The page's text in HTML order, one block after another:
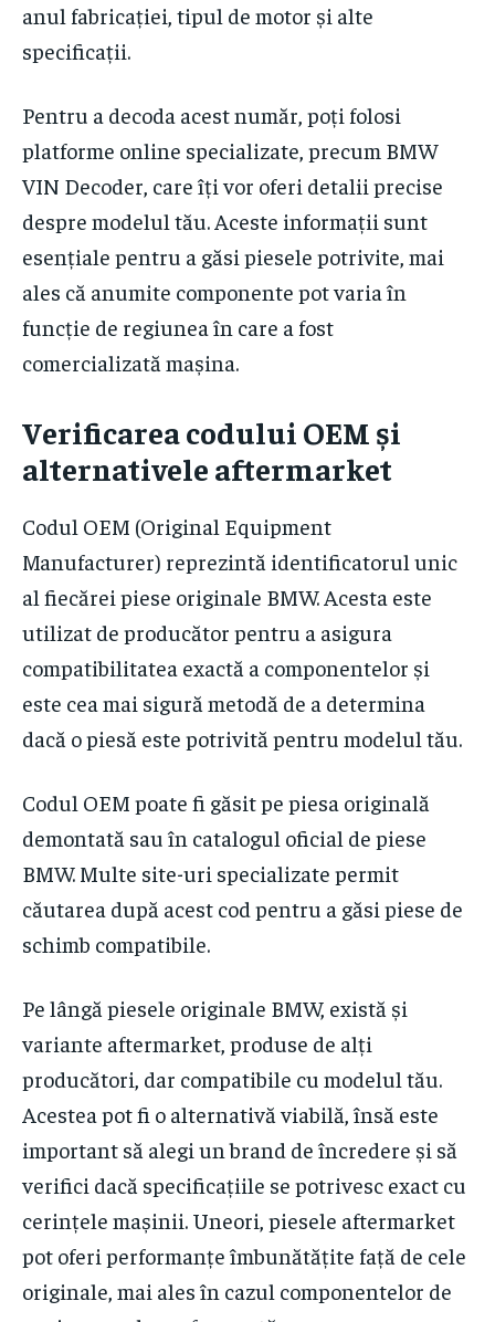
anul fabricației, tipul de motor și alte
specificații.
Pentru a decoda acest număr, poți folosi
platforme online specializate, precum BMW
VIN Decoder, care îți vor oferi detalii precise
despre modelul tău. Aceste informații sunt
esențiale pentru a găsi piesele potrivite, mai
ales că anumite componente pot varia în
funcție de regiunea în care a fost
comercializată mașina.
Verificarea codului OEM și
alternativele aftermarket
Codul OEM (Original Equipment
Manufacturer) reprezintă identificatorul unic
al fiecărei piese originale BMW. Acesta este
utilizat de producător pentru a asigura
compatibilitatea exactă a componentelor și
este cea mai sigură metodă de a determina
dacă o piesă este potrivită pentru modelul tău.
Codul OEM poate fi găsit pe piesa originală
demontată sau în catalogul oficial de piese
BMW. Multe site-uri specializate permit
căutarea după acest cod pentru a găsi piese de
schimb compatibile.
Pe lângă piesele originale BMW, există și
variante aftermarket, produse de alți
producători, dar compatibile cu modelul tău.
Acestea pot fi o alternativă viabilă, însă este
important să alegi un brand de încredere și să
verifici dacă specificațiile se potrivesc exact cu
cerințele mașinii. Uneori, piesele aftermarket
pot oferi performanțe îmbunătățite față de cele
originale, mai ales în cazul componentelor de